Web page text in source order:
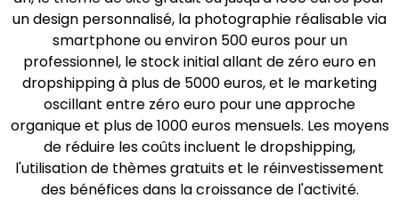
un design personnalisé, la photographie réalisable via
smartphone ou environ 500 euros pour un
professionnel, le stock initial allant de zéro euro en
dropshipping à plus de 5000 euros, et le marketing
oscillant entre zéro euro pour une approche
organique et plus de 1000 euros mensuels. Les moyens
de réduire les coûts incluent le dropshipping,
l'utilisation de thèmes gratuits et le réinvestissement
des bénéfices dans la croissance de l'activité.